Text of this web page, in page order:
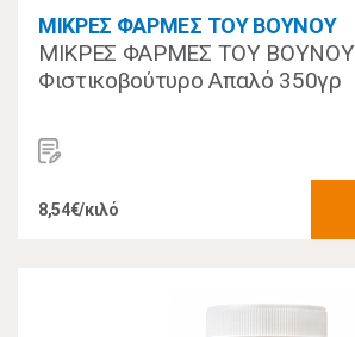
ΜΙΚΡΕΣ ΦΑΡΜΕΣ ΤΟΥ ΒΟΥΝΟΥ
ΜΙΚΡΕΣ ΦΑΡΜΕΣ ΤΟΥ ΒΟΥΝΟΥ
Φιστικοβούτυρο Απαλό 350γρ
8,54€/κιλό